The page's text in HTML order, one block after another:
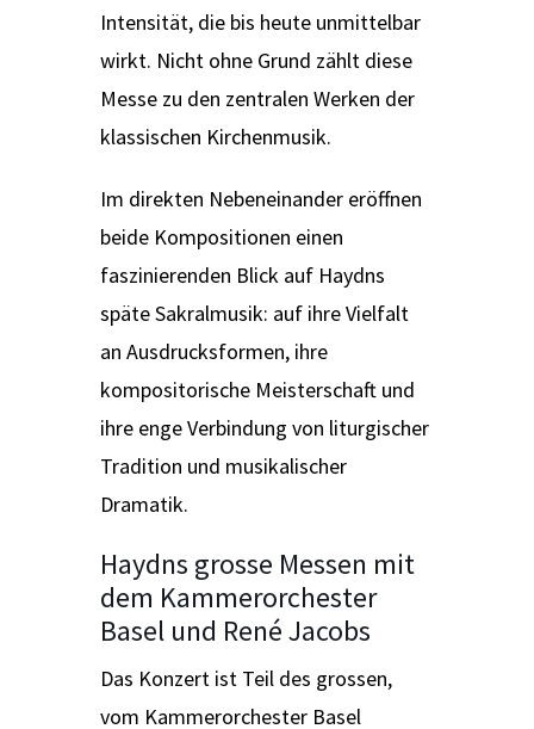
Intensität, die bis heute unmittelbar
wirkt. Nicht ohne Grund zählt diese
Messe zu den zentralen Werken der
klassischen Kirchenmusik.
Im direkten Nebeneinander eröffnen
beide Kompositionen einen
faszinierenden Blick auf Haydns
späte Sakralmusik: auf ihre Vielfalt
an Ausdrucksformen, ihre
kompositorische Meisterschaft und
ihre enge Verbindung von liturgischer
Tradition und musikalischer
Dramatik.
Haydns grosse Messen mit
dem Kammerorchester
Basel und René Jacobs
Das Konzert ist Teil des grossen,
vom Kammerorchester Basel